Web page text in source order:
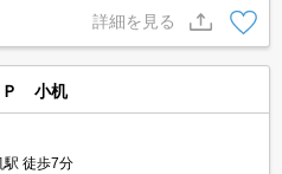
ンライン内見対応可。南向きで日当
詳細を見る
Ｐ 小机
駅 徒歩7分